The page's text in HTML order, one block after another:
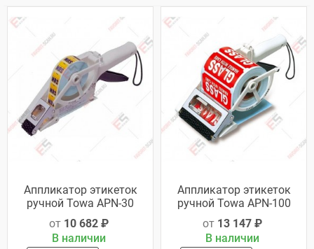
Аппликатор этикеток
ручной Towa APN-30
от 10 682 ₽
В наличии
Аппликатор этикеток
ручной Towa APN-100
от 13 147 ₽
В наличии